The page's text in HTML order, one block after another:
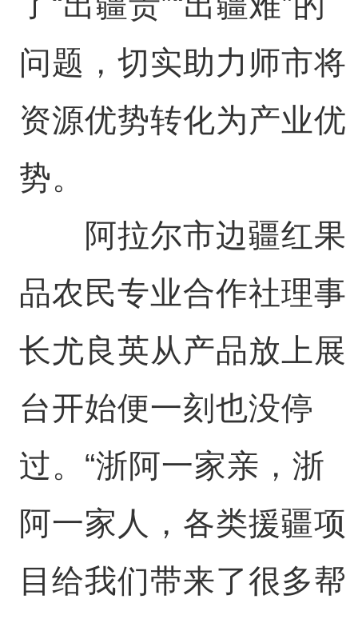
问题，切实助力师市将
资源优势转化为产业优
势。
阿拉尔市边疆红果
品农民专业合作社理事
长尤良英从产品放上展
台开始便一刻也没停
过。“浙阿一家亲，浙
阿一家人，各类援疆项
目给我们带来了很多帮